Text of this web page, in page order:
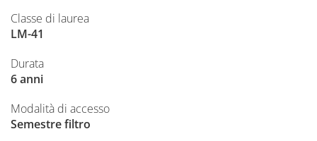
Classe di laurea
LM-41
Durata
6 anni
Modalità di accesso
Semestre filtro